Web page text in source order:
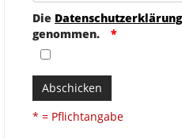
Die Datenschutzerklärung
genommen.
Abschicken
* = Pflichtangabe